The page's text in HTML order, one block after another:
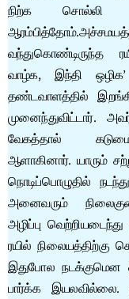
நிற்க சொல்லி
வந்துகொண்டிருந்த
வாழ்க, இந்தி
தண்டவாளத்தில்
முனைந்துவிட்டார்.
வேகத்தால்
ஆளாகினார். யாரும்
நொடிப்பொழுதில்
அனைவரும்
அழிப்பு
ரயில் நிலையத்திற்கு
இதுபோல நடக்குமென
பார்க்க இயலவில்லை.